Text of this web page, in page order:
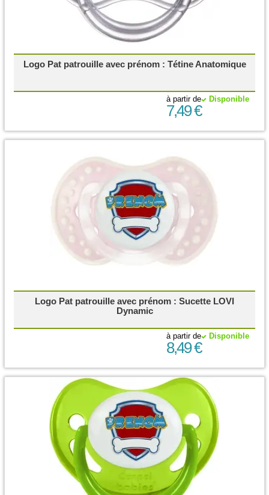
Logo Pat patrouille avec prénom : Tétine Anatomique
Disponible
à partir de
7,49 €
Logo Pat patrouille avec prénom : Sucette LOVI
Dynamic
Disponible
à partir de
8,49 €